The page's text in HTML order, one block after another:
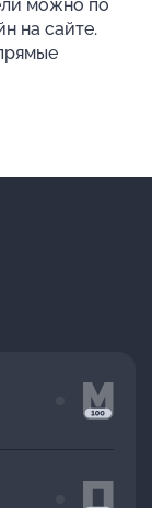
можно по
на сайте.